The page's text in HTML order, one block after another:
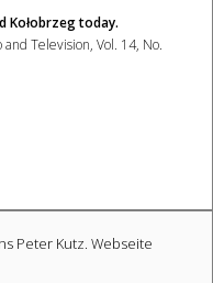
Kołobrzeg today.
and Television, Vol. 14, No.
Peter Kutz. Webseite